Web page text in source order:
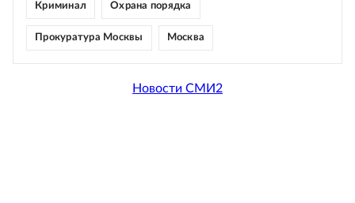
Криминал Охрана порядка
Прокуратура Москвы Москва
Новости СМИ2